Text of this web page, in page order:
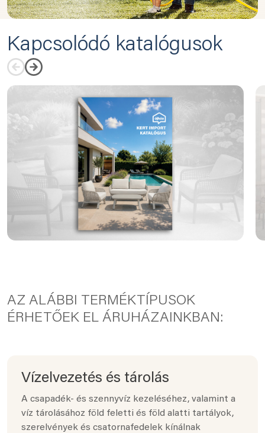
Kapcsolódó katalógusok
AZ ALÁBBI TERMÉKTÍPUSOK
ÉRHETŐEK EL ÁRUHÁZAINKBAN:
Vízelvezetés és tárolás
A csapadék- és szennyvíz kezeléséhez, valamint a
víz tárolásához föld feletti és föld alatti tartályok,
szerelvények és csatornafedelek kínálnak